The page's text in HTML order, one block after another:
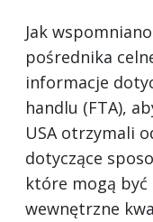
Jak
pośrednika
informacje
handlu (FTA),
USA otrzymali
dotyczące
które mogą być
wewnętrzne